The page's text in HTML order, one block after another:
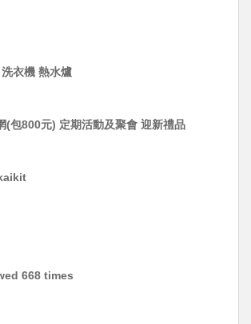
衣機 熱水爐
(包800元) 定期活動及聚會 迎新禮品
668 times